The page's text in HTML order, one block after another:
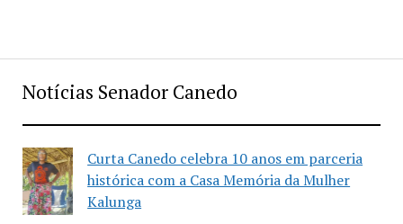
Notícias Senador Canedo
Curta Canedo celebra 10 anos em parceria
histórica com a Casa Memória da Mulher
Kalunga